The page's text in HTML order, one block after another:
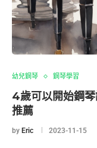
幼兒鋼琴 鋼琴學習
4歲可以開始鋼
推薦
by Eric 2023-11-15